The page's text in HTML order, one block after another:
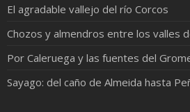
El agradable vallejo del río Corcos
Chozos y almendros entre los valles
Por Caleruega y las fuentes del
Sayago: del caño de Almeida hasta